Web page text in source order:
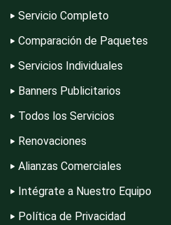
Empaques y Embalajes
Empresas de Limpieza
Servicio Completo
Comparación de Paquetes
Servicios Individuales
Banners Publicitarios
Todos los Servicios
Renovaciones
Alianzas Comerciales
Intégrate a Nuestro Equipo
Política de Privacidad